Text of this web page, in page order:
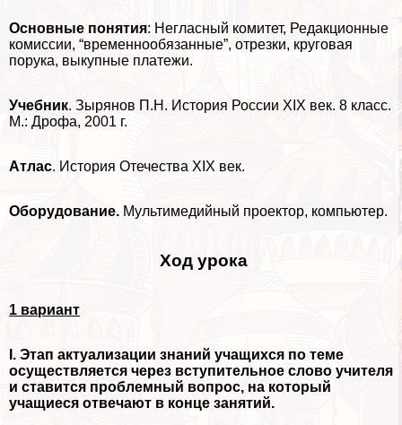
Основные понятия: Негласный комитет, Редакционные
комиссии, “временнообязанные”, отрезки, круговая
порука, выкупные платежи.
Учебник. Зырянов П.Н. История России XIX век. 8 класс.
М.: Дрофа, 2001 г.
Атлас. История Отечества XIX век.
Оборудование. Мультимедийный проектор, компьютер.
Ход урока
1 вариант
I. Этап актуализации знаний учащихся по теме
осуществляется через вступительное слово учителя
и ставится проблемный вопрос, на который
учащиеся отвечают в конце занятий.